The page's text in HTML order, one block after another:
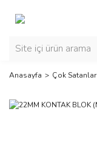
Anasayfa Çok Satanlar